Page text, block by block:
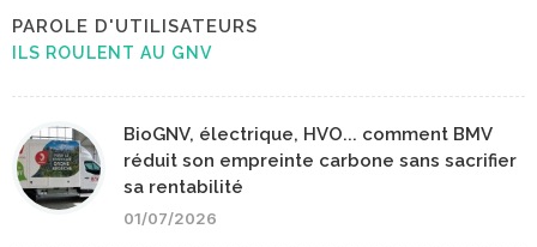
PAROLE D'UTILISATEURS
ILS ROULENT AU GNV
BioGNV, électrique, HVO... comment BMV
réduit son empreinte carbone sans sacrifier
sa rentabilité
01/07/2026